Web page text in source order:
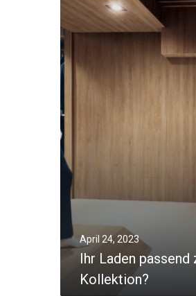
MORE
April 24, 2023
Ihr Laden passend
Kollektion?